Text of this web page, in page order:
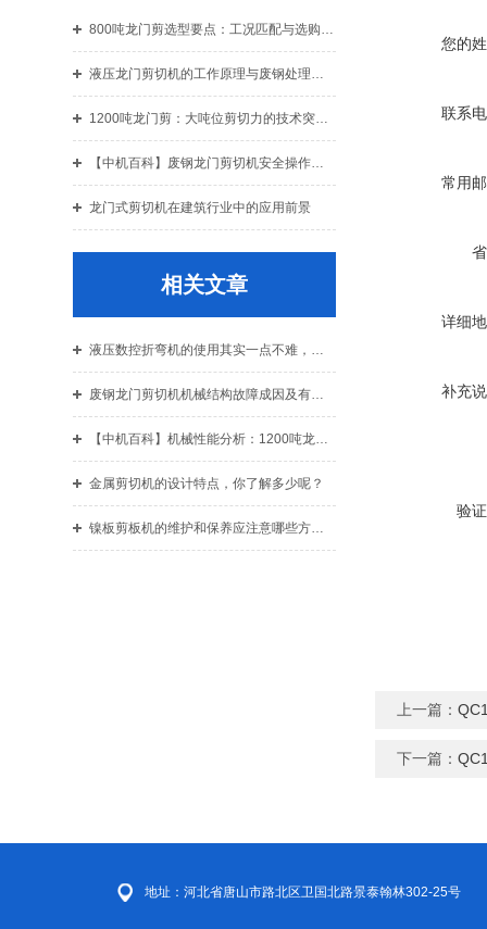
800吨龙门剪选型要点：工况匹配与选购指南
液压龙门剪切机的工作原理与废钢处理应用解析
1200吨龙门剪：大吨位剪切力的技术突破与结构设计解析
【中机百科】废钢龙门剪切机安全操作规程：老机手总结的10条铁律
龙门式剪切机在建筑行业中的应用前景
相关文章
液压数控折弯机的使用其实一点不难，不信进来看看！
废钢龙门剪切机机械结构故障成因及有效解决策略
【中机百科】机械性能分析：1200吨龙门剪 vs 1600吨龙门剪的切割效率
金属剪切机的设计特点，你了解多少呢？
镍板剪板机的维护和保养应注意哪些方面？
您的
联系
常用
详细
补充
验
上一篇：
下一篇：
地址：河北省唐山市路北区卫国北路景泰翰林302-25号